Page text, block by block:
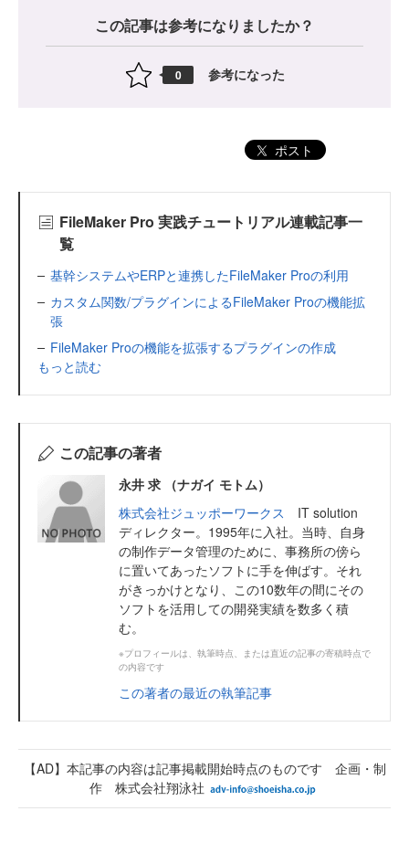
この記事は参考になりましたか？
0 参考になった
ポスト
FileMaker Pro 実践チュートリアル連載記事一
覧
基幹システムやERPと連携したFileMaker Proの利用
カスタム関数/プラグインによるFileMaker Proの機能拡
張
FileMaker Proの機能を拡張するプラグインの作成
もっと読む
この記事の著者
永井 求 （ナガイ モトム）
株式会社ジュッポーワークス IT solution
ディレクター。1995年に入社。当時、自身
の制作データ管理のために、事務所の傍ら
に置いてあったソフトに手を伸ばす。それ
がきっかけとなり、この10数年の間にその
ソフトを活用しての開発実績を数多く積
む。
※プロフィールは、執筆時点、または直近の記事の寄稿時点で
の内容です
この著者の最近の執筆記事
【AD】本記事の内容は記事掲載開始時点のものです 企画・制
作 株式会社翔泳社